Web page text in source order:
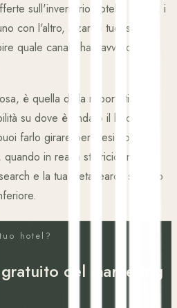
sull'inventario hotel e locale, i
con l'altro, alzare i tuoi stessi
quale canale ha davvero
è quella della reportistica.
su dove è andato il budget.
farlo girare per mesi convinto
in realtà sta riciclando
e la tua metasearch stavano
hotel?
del marketing